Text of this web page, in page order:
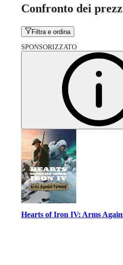
Confronto dei
Filtra e ordina
SPONSORIZZATO
Hearts of Iron IV: Arms